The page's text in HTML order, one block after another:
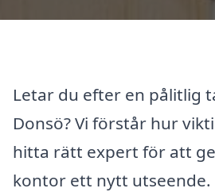
Letar du efter en pålitlig
Donsö? Vi förstår hur
hitta rätt expert för att
kontor ett nytt utseende.